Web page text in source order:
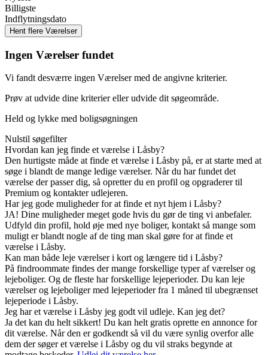
Billigste
Indflytningsdato
Ingen Værelser fundet
Vi fandt desværre ingen Værelser med de angivne kriterier.
Prøv at udvide dine kriterier eller udvide dit søgeområde.
Held og lykke med boligsøgningen
Nulstil søgefilter
Hvordan kan jeg finde et værelse i Låsby?
Den hurtigste måde at finde et værelse i Låsby på, er at starte med at
søge i blandt de mange ledige værelser. Når du har fundet det
værelse der passer dig, så opretter du en profil og opgraderer til
Premium og kontakter udlejeren.
Har jeg gode muligheder for at finde et nyt hjem i Låsby?
JA! Dine muligheder meget gode hvis du gør de ting vi anbefaler.
Udfyld din profil, hold øje med nye boliger, kontakt så mange som
muligt er blandt nogle af de ting man skal gøre for at finde et
værelse i Låsby.
Kan man både leje værelser i kort og længere tid i Låsby?
På findroommate findes der mange forskellige typer af værelser og
lejeboliger. Og de fleste har forskellige lejeperioder. Du kan leje
værelser og lejeboliger med lejeperioder fra 1 måned til ubegrænset
lejeperiode i Låsby.
Jeg har et værelse i Låsby jeg godt vil udleje. Kan jeg det?
Ja det kan du helt sikkert! Du kan helt gratis oprette en annonce for
dit værelse. Når den er godkendt så vil du være synlig overfor alle
dem der søger et værelse i Låsby og du vil straks begynde at